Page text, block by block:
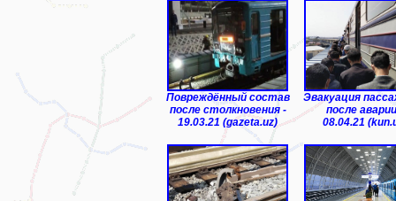
Повреждённый состав
после столкновения -
19.03.21 (gazeta.uz)
Эвакуация
после
08.04.21